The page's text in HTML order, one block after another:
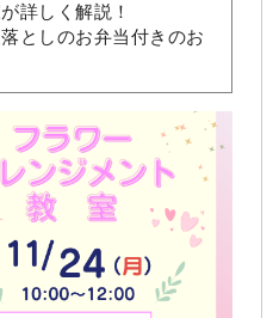
詳しく解説！
としのお弁当付きのお